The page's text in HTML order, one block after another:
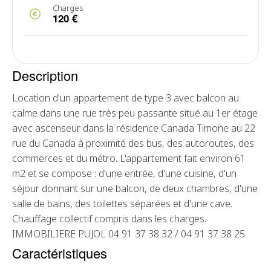
Charges
120 €
Description
Location d'un appartement de type 3 avec balcon au
calme dans une rue très peu passante situé au 1er étage
avec ascenseur dans la résidence Canada Timone au 22
rue du Canada à proximité des bus, des autoroutes, des
commerces et du métro. L'appartement fait environ 61
m2 et se compose : d'une entrée, d'une cuisine, d'un
séjour donnant sur une balcon, de deux chambres, d'une
salle de bains, des toilettes séparées et d'une cave.
Chauffage collectif compris dans les charges.
IMMOBILIERE PUJOL 04 91 37 38 32 / 04 91 37 38 25
Caractéristiques